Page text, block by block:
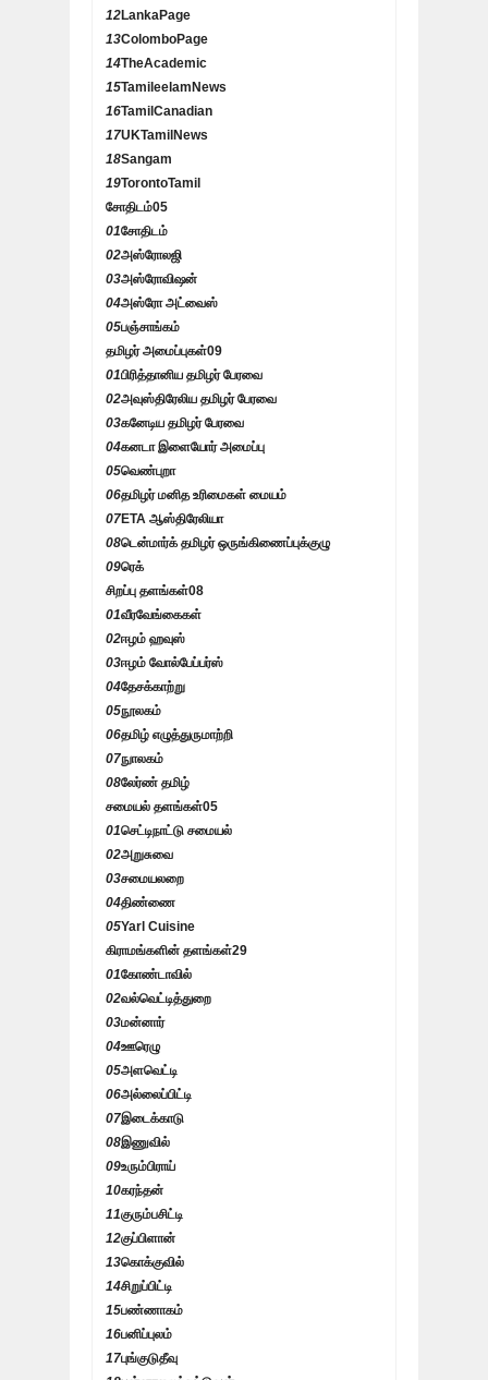
12LankaPage
13ColomboPage
14TheAcademic
15TamileelamNews
16TamilCanadian
17UKTamilNews
18Sangam
19TorontoTamil
சோதிடம்05
01சோதிடம்
02அஸ்ரோலஜி
03அஸ்ரோவிஷன்
04அஸ்ரோ அட்வைஸ்
05பஞ்சாங்கம்
தமிழர் அமைப்புகள்09
01பிரித்தானிய தமிழர் பேரவை
02அவுஸ்திரேலிய தமிழர் பேரவை
03கனேடிய தமிழர் பேரவை
04கனடா இளையோர் அமைப்பு
05வெண்புறா
06தமிழர் மனித உரிமைகள் மையம்
07ETA ஆஸ்திரேலியா
08டென்மார்க் தமிழர் ஒருங்கிணைப்புக்குழு
09ரெக்
சிறப்பு தளங்கள்08
01வீரவேங்கைகள்
02ஈழம் ஹவுஸ்
03ஈழம் வோல்பேப்பர்ஸ்
04தேசக்காற்று
05நூலகம்
06தமிழ் எழுத்துருமாற்றி
07நுாலகம்
08லேர்ண் தமிழ்
சமையல் தளங்கள்05
01செட்டிநாட்டு சமையல்
02அறுசுவை
03சமையலறை
04திண்ணை
05Yarl Cuisine
கிராமங்களின் தளங்கள்29
01கோண்டாவில்
02வல்வெட்டித்துறை
03மன்னார்
04ஊரெழு
05அளவெட்டி
06அல்லைப்பிட்டி
07இடைக்காடு
08இணுவில்
09உரும்பிராய்
10கரந்தன்
11குரும்பசிட்டி
12குப்பிளான்
13கொக்குவில்
14சிறுப்பிட்டி
15பண்ணாகம்
16பனிப்புலம்
17புங்குடுதீவு